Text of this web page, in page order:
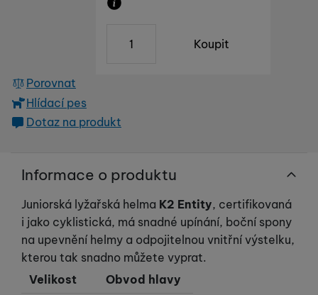
našich reklamních kampaní. Jejich pomocí určujeme počet
získaná pomocí těchto cookies zpracováváme souhrnně a
anonymně, takže nejsme schopni identifikovat konkrétní
Marketingovéabychom vás neobtěžovali nevhodnou
Marketingové cookies používáme my nebo naši partneři,
abychom vám mohli zobrazit vhodné obsahy nebo reklamy jak
na našich stránkách, tak na stránkách třetích stran.
Koupit
Porovnat
Hlídací pes
Dotaz na produkt
Informace o produktu
Juniorská lyžařská helma K2 Entity, certifikovaná
i jako cyklistická, má snadné upínání, boční spony
na upevnění helmy a odpojitelnou vnitřní výstelku,
kterou tak snadno můžete vyprat.
Velikost
Obvod hlavy